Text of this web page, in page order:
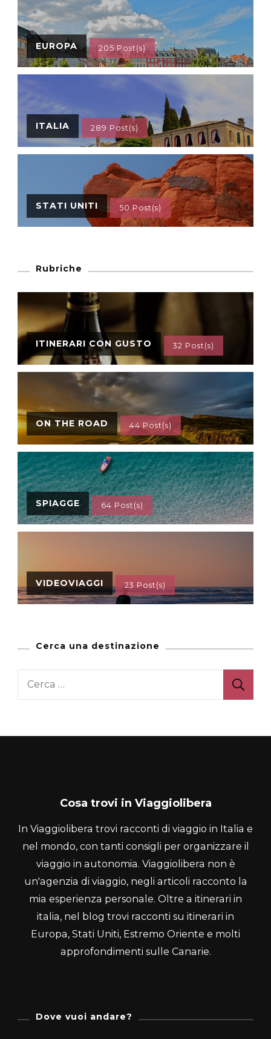
EUROPA 205 Post(s)
ITALIA 289 Post(s)
STATI UNITI 50 Post(s)
Rubriche
ITINERARI CON GUSTO 32 Post(s)
ON THE ROAD 44 Post(s)
SPIAGGE 64 Post(s)
VIDEOVIAGGI 23 Post(s)
Cerca una destinazione
Ricerca
Cosa trovi in Viaggiolibera
In Viaggiolibera trovi racconti di viaggio in Italia e
nel mondo, con tanti consigli per organizzare il
viaggio in autonomia. Viaggiolibera non è
un'agenzia di viaggio, negli articoli racconto la
mia esperienza personale. Oltre a itinerari in
italia, nel blog trovi racconti su itinerari in
Europa, Stati Uniti, Estremo Oriente e molti
approfondimenti sulle Canarie.
Dove vuoi andare?